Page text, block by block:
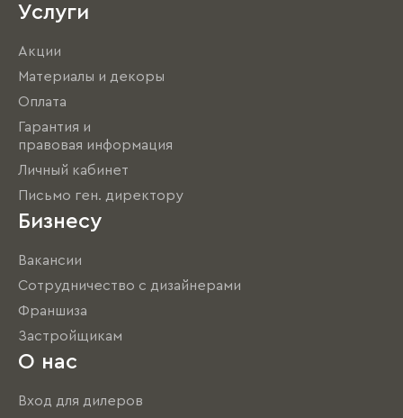
Услуги
Акции
Материалы и декоры
Оплата
Гарантия и
правовая информация
Личный кабинет
Письмо ген. директору
Бизнесу
Вакансии
Сотрудничество с дизайнерами
Франшиза
Застройщикам
О нас
Вход для дилеров